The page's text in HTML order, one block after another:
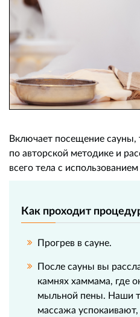
Включает посещение
по авторской методике и
всего тела с
Как проходит
Прогрев в сауне.
После сауны вы
камнях хаммама, где
мыльной пены. Наши
массажа